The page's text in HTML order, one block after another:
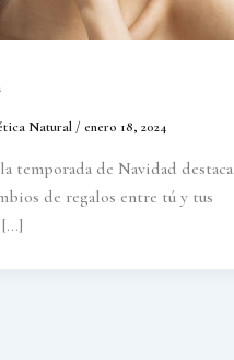
Natural / enero 18, 2024
temporada de Navidad destaca
de regalos entre tú y tus
[…]